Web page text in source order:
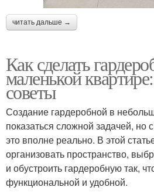
читать дальше →
Как сделать
маленькой
советы
Создание гардеробной в
показаться сложной задачей,
это вполне реально. В этой
организовать пространство,
и обустроить гардеробную так,
функциональной и удобной.